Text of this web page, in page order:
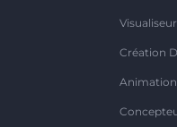
Création